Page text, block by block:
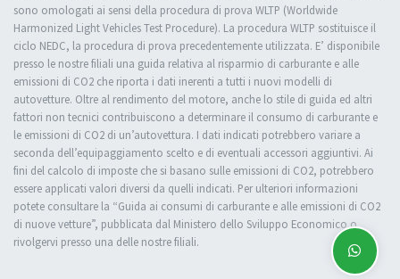
sono omologati ai sensi della procedura di prova WLTP (Worldwide
Harmonized Light Vehicles Test Procedure). La procedura WLTP sostituisce il
ciclo NEDC, la procedura di prova precedentemente utilizzata. E’ disponibile
presso le nostre filiali una guida relativa al risparmio di carburante e alle
emissioni di CO2 che riporta i dati inerenti a tutti i nuovi modelli di
autovetture. Oltre al rendimento del motore, anche lo stile di guida ed altri
fattori non tecnici contribuiscono a determinare il consumo di carburante e
le emissioni di CO2 di un’autovettura. I dati indicati potrebbero variare a
seconda dell’equipaggiamento scelto e di eventuali accessori aggiuntivi. Ai
fini del calcolo di imposte che si basano sulle emissioni di CO2, potrebbero
essere applicati valori diversi da quelli indicati. Per ulteriori informazioni
potete consultare la “Guida ai consumi di carburante e alle emissioni di CO2
di nuove vetture”, pubblicata dal Ministero dello Sviluppo Economico o
rivolgervi presso una delle nostre filiali.